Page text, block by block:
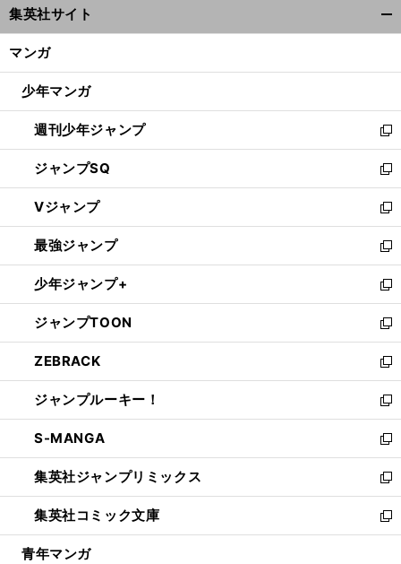
ィ
ン
ウ
開
く
集英社サイト
マンガ
少年マンガ
週刊少年ジャンプ
新
し
い
ウ
ィ
ン
ド
ウ
で
開
く
ジャンプSQ
新
し
い
ウ
ィ
ン
ド
ウ
で
開
く
Vジャンプ
新
し
い
ウ
ィ
ン
ド
ウ
で
開
く
最強ジャンプ
新
し
い
ウ
ィ
ン
ド
ウ
で
開
く
少年ジャンプ+
新
し
い
ウ
ィ
ン
ド
ウ
で
開
く
ジャンプTOON
新
し
い
ウ
ィ
ン
ド
ウ
で
開
く
ZEBRACK
新
し
い
ウ
ィ
ン
ド
ウ
で
開
ジャンプルーキー！
新
し
い
ウ
ィ
ン
ド
ウ
S-MANGA
新
し
い
ウ
ィ
ン
集英社ジャンプリミックス
新
し
い
ウ
集英社コミック文庫
新
し
青年マンガ